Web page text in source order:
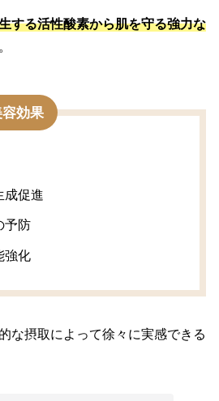
する活性酸素から肌を守る強力な
効果
成促進
予防
強化
な摂取によって徐々に実感できる